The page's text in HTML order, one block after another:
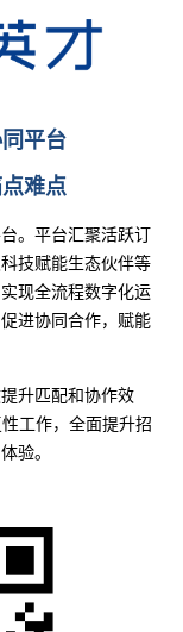
平台
难点
。平台汇聚活跃订
技赋能生态伙伴等
现全流程数字化运
进协同合作，赋能
升匹配和协作效
工作，全面提升招
验。